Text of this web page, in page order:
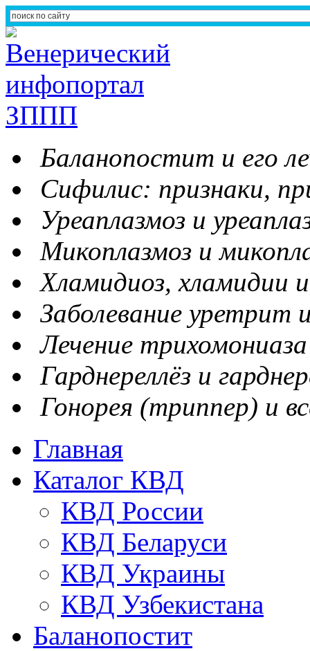
Баланопостит и его
Сифилис: признаки,
Уреаплазмоз и
Микоплазмоз и
Хламидиоз, хламидии
Заболевание уретрит
Лечение
Гарднереллёз и
Гонорея (триппер) и
Главная
Каталог КВД
КВД России
КВД Беларуси
КВД Украины
КВД Узбекистана
Баланопостит